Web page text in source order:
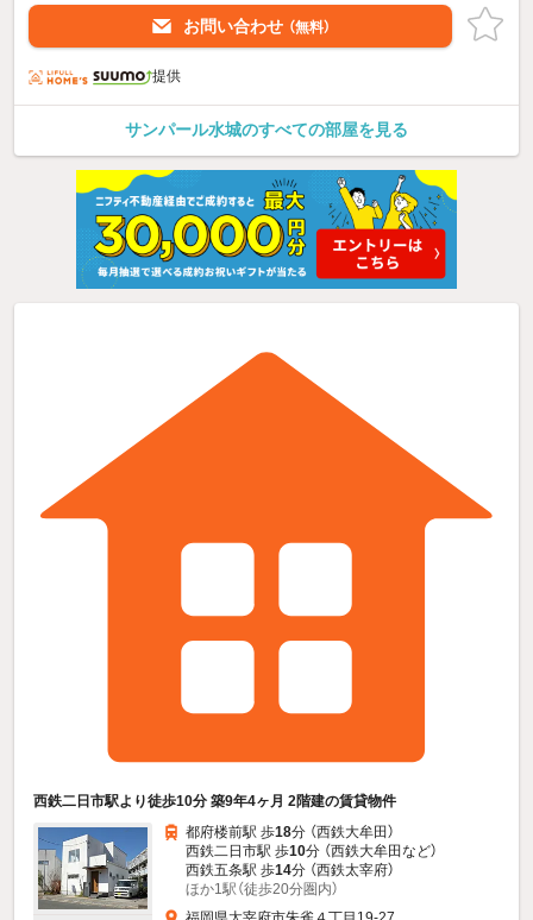
お問い合わせ （無料）
提供
サンパール水城のすべての部屋を見る
西鉄二日市駅より徒歩10分 築9年4ヶ月 2階建の賃貸物件
都府楼前駅 歩18分 （西鉄大牟田）
西鉄二日市駅 歩10分 （西鉄大牟田など）
西鉄五条駅 歩14分 （西鉄太宰府）
ほか1駅（徒歩20分圏内）